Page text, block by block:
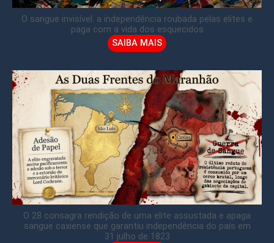
O sangue invisível: a independência roubada pelas elites e
paga com a vida dos esquecidos
SAIBA MAIS
O 28 consagra rendição de uma elite assustada e apaga
sangue caxiense que garantiu independência do país em
31 julho de 1823